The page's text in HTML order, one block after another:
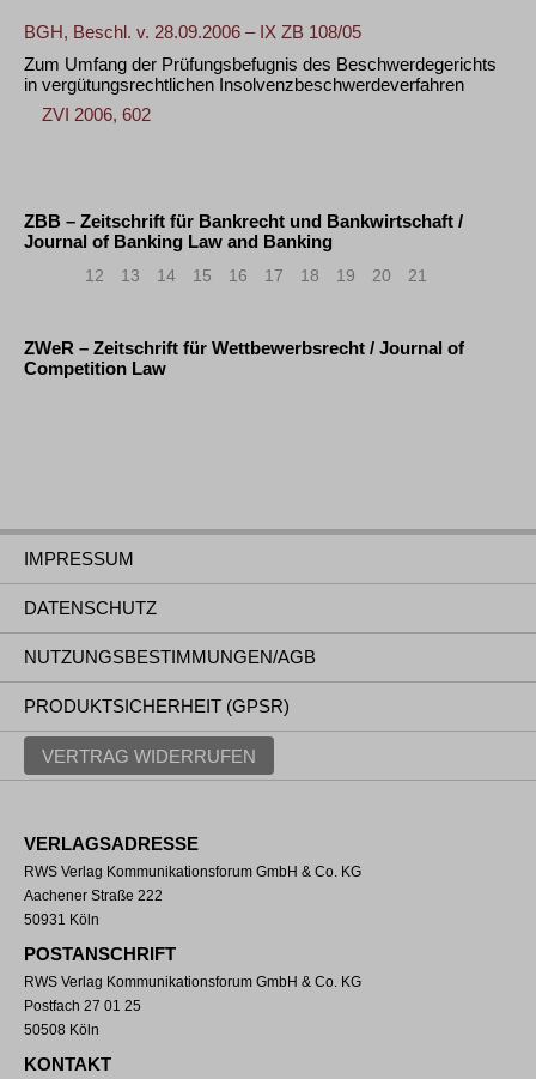
BGH, Beschl. v. 28.09.2006 – IX ZB 108/05
Zum Umfang der Prüfungsbefugnis des Beschwerdegerichts
in vergütungsrechtlichen Insolvenzbeschwerdeverfahren
ZVI 2006, 602
ZBB – Zeitschrift für Bankrecht und Bankwirtschaft /
Journal of Banking Law and Banking
12 13 14 15 16 17 18 19 20 21
ZWeR – Zeitschrift für Wettbewerbsrecht / Journal of
Competition Law
IMPRESSUM
DATENSCHUTZ
NUTZUNGSBESTIMMUNGEN/AGB
PRODUKTSICHERHEIT (GPSR)
VERTRAG WIDERRUFEN
VERLAGSADRESSE
RWS Verlag Kommunikationsforum GmbH & Co. KG
Aachener Straße 222
50931 Köln
POSTANSCHRIFT
RWS Verlag Kommunikationsforum GmbH & Co. KG
Postfach 27 01 25
50508 Köln
KONTAKT